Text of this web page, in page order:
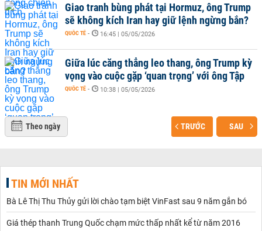
Giao tranh bùng phát tại Hormuz, ông Trump
sẽ không kích Iran hay giữ lệnh ngừng bắn?
QUỐC TẾ - 16:45 | 05/05/2026
Giữa lúc căng thẳng leo thang, ông Trump kỳ
vọng vào cuộc gặp ‘quan trọng’ với ông Tập
QUỐC TẾ - 10:38 | 05/05/2026
Theo ngày TRƯỚC SAU
TIN MỚI NHẤT
Bà Lê Thị Thu Thủy gửi lời chào tạm biệt VinFast sau 9 năm gắn bó
Giá thép thanh Trung Quốc chạm mức thấp nhất kể từ năm 2016